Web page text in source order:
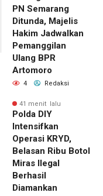
PN Semarang
Ditunda, Majelis
Hakim Jadwalkan
Pemanggilan
Ulang BPR
Artomoro
4 Redaksi
41 menit lalu
Polda DIY
Intensifkan
Operasi KRYD,
Belasan Ribu Botol
Miras Ilegal
Berhasil
Diamankan